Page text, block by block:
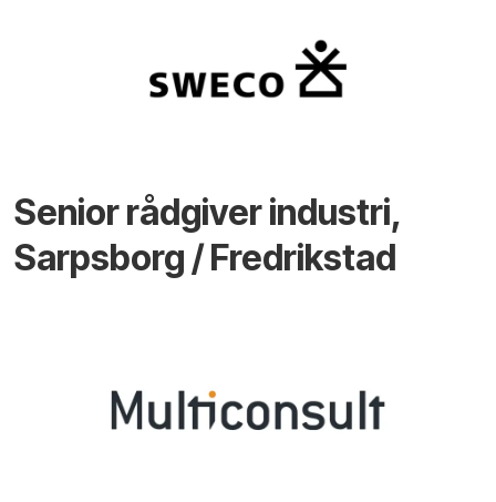
Senior rådgiver industri,
Sarpsborg / Fredrikstad